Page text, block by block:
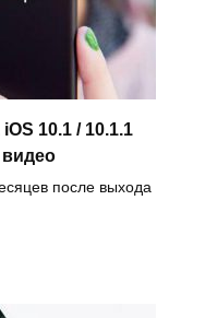
10.1 / 10.1.1
после выхода